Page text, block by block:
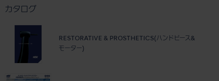
カタログ
RESTORATIVE & PROSTHETICS(ハンドピース&
モーター)